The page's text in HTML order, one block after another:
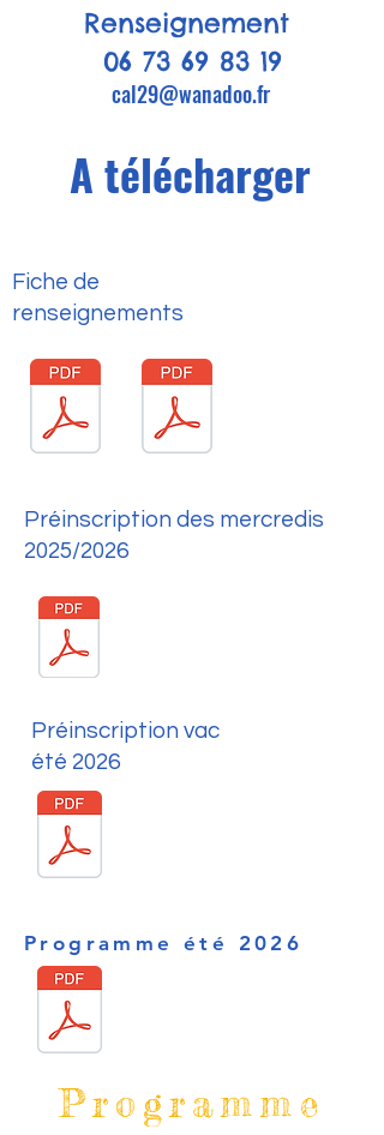
Renseignement
06 73 69 83 19
cal29@wanadoo.fr
A télécharger
Fiche de
renseignements
Préinscription des mercredis
2025/2026
Préinscription vac
été 2026
Programme été 2026
Programme